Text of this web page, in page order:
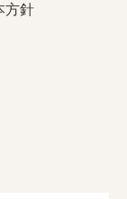
方針